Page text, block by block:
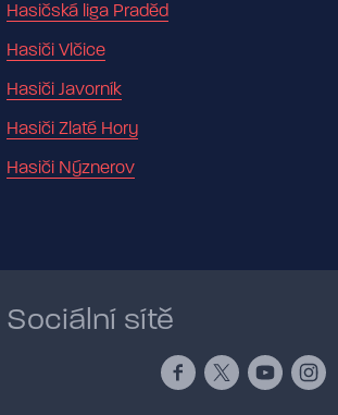
Hasičská liga Praděd
Hasiči Vlčice
Hasiči Javorník
Hasiči Zlaté Hory
Hasiči Nýznerov
Sociální sítě